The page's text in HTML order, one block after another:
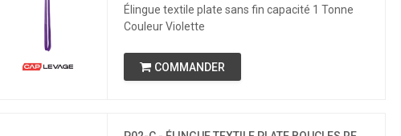
Élingue textile plate sans fin capacité 1 Tonne
Couleur Violette
COMMANDER